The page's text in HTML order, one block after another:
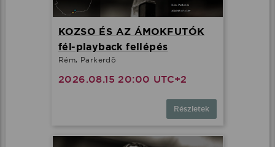
KOZSO ÉS AZ ÁMOKFUTÓK
fél-playback fellépés
Rém, Parkerdõ
2026.08.15 20:00 UTC+2
Részletek